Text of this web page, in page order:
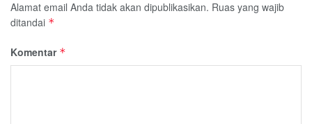
Alamat email Anda tidak akan dipublikasikan. Ruas yang wajib
ditandai *
Komentar *